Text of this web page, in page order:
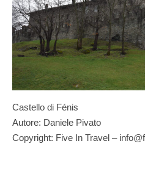
Castello di Fénis
Autore: Daniele Pivato
Copyright: Five In Travel –